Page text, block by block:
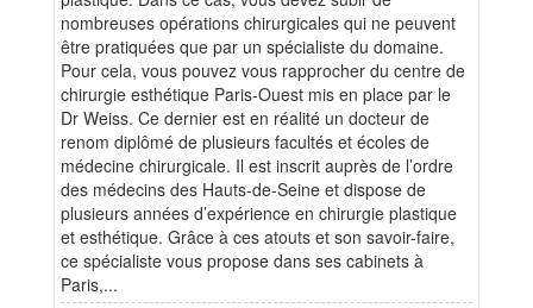
nombreuses opérations chirurgicales qui ne peuvent
être pratiquées que par un spécialiste du domaine.
Pour cela, vous pouvez vous rapprocher du centre de
chirurgie esthétique Paris-Ouest mis en place par le
Dr Weiss. Ce dernier est en réalité un docteur de
renom diplômé de plusieurs facultés et écoles de
médecine chirurgicale. Il est inscrit auprès de l’ordre
des médecins des Hauts-de-Seine et dispose de
plusieurs années d’expérience en chirurgie plastique
et esthétique. Grâce à ces atouts et son savoir-faire,
ce spécialiste vous propose dans ses cabinets à
Paris,...